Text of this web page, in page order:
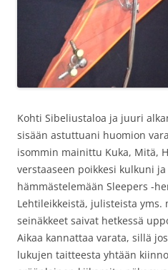
Kohti Sibeliustaloa ja juuri
sisään astuttuani huomion
isommin mainittu Kuka, Mitä,
verstaaseen poikkesi kulkuni
hämmästelemään Sleepers -
Lehtileikkeistä, julisteista yms.
seinäkkeet saivat hetkessä
Aikaa kannattaa varata, sillä
lukujen taitteesta yhtään